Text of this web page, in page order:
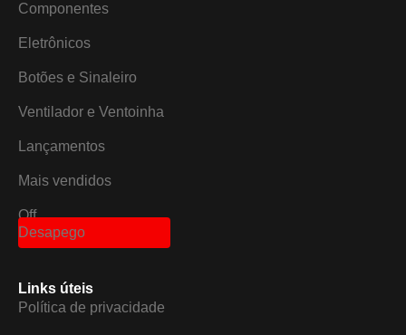
Componentes
Eletrônicos
Botões e Sinaleiro
Ventilador e Ventoinha
Lançamentos
Mais vendidos
Off
Desapego
Links úteis
Política de privacidade